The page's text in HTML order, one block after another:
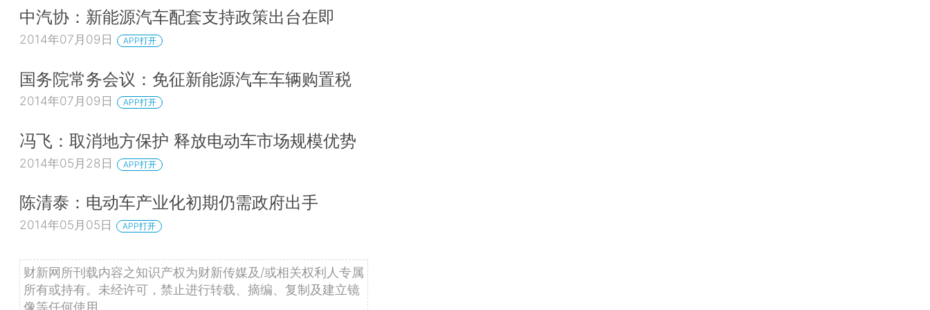
中汽协：新能源汽车配套支持政策出台在即
2014年07月09日 APP打开
国务院常务会议：免征新能源汽车车辆购置税
2014年07月09日 APP打开
冯飞：取消地方保护 释放电动车市场规模优势
2014年05月28日 APP打开
陈清泰：电动车产业化初期仍需政府出手
2014年05月05日 APP打开
财新网所刊载内容之知识产权为财新传媒及/或相关权利人专属
所有或持有。未经许可，禁止进行转载、摘编、复制及建立镜
像等任何使用。